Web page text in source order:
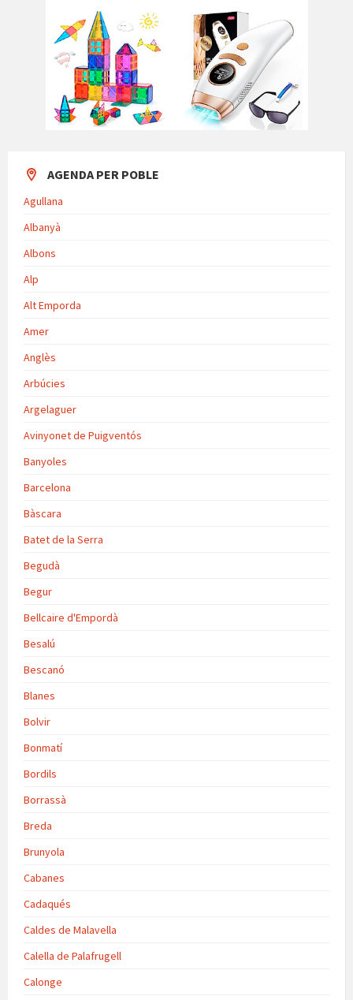
AGENDA PER POBLE
Agullana
Albanyà
Albons
Alp
Alt Emporda
Amer
Anglès
Arbúcies
Argelaguer
Avinyonet de Puigventós
Banyoles
Barcelona
Bàscara
Batet de la Serra
Begudà
Begur
Bellcaire d'Empordà
Besalú
Bescanó
Blanes
Bolvir
Bonmatí
Bordils
Borrassà
Breda
Brunyola
Cabanes
Cadaqués
Caldes de Malavella
Calella de Palafrugell
Calonge